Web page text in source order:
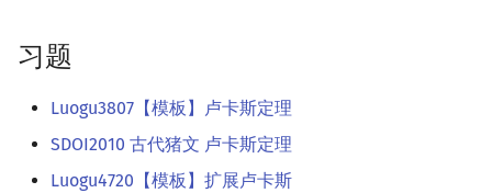
习题
Luogu3807【模板】卢卡斯定理
SDOI2010 古代猪文 卢卡斯定理
Luogu4720【模板】扩展卢卡斯